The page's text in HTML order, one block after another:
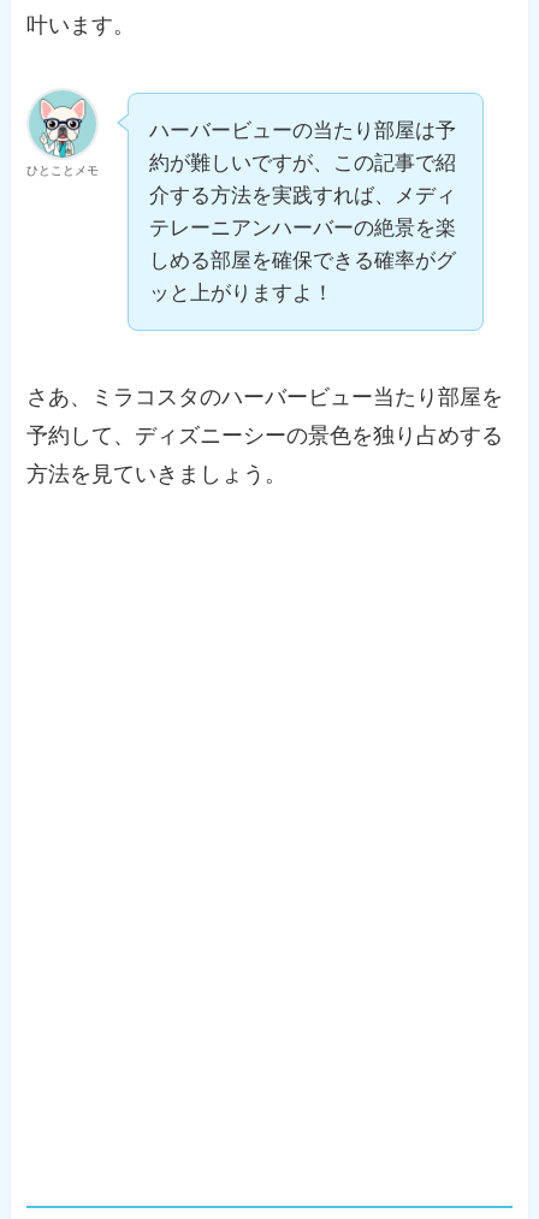
叶います。
ひとことメモ
ハーバービューの当たり部屋は予
約が難しいですが、この記事で紹
介する方法を実践すれば、メディ
テレーニアンハーバーの絶景を楽
しめる部屋を確保できる確率がグ
ッと上がりますよ！
さあ、ミラコスタのハーバービュー当たり部屋を
予約して、ディズニーシーの景色を独り占めする
方法を見ていきましょう。